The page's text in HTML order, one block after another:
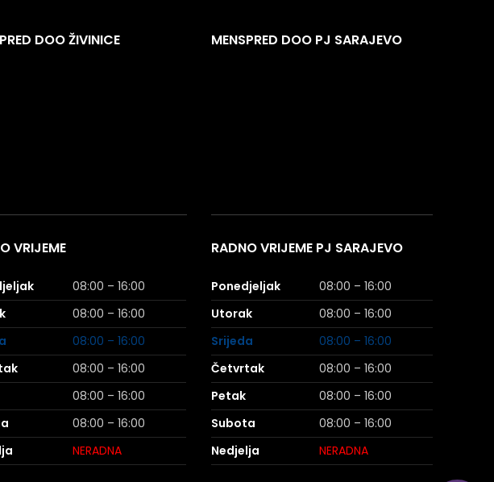
DOO ŽIVINICE
VRIJEME
08:00 – 16:00
08:00 – 16:00
08:00 – 16:00
08:00 – 16:00
08:00 – 16:00
08:00 – 16:00
NERADNA
MENSPRED DOO PJ SARAJEVO
RADNO VRIJEME PJ SARAJEVO
Ponedjeljak
08:00 – 16:00
Utorak
08:00 – 16:00
Srijeda
08:00 – 16:00
Četvrtak
08:00 – 16:00
Petak
08:00 – 16:00
Subota
08:00 – 16:00
Nedjelja
NERADNA